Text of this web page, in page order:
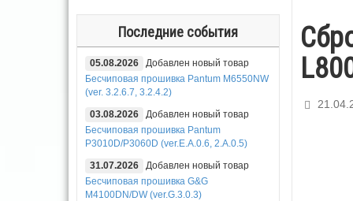
Последние события
05.08.2026
Добавлен новый товар
Бесчиповая прошивка Pantum M6550NW
(ver. 3.2.6.7, 3.2.4.2)
03.08.2026
Добавлен новый товар
Бесчиповая прошивка Pantum
P3010D/P3060D (ver.E.A.0.6, 2.A.0.5)
31.07.2026
Добавлен новый товар
Бесчиповая прошивка G&G
M4100DN/DW (ver.G.3.0.3)